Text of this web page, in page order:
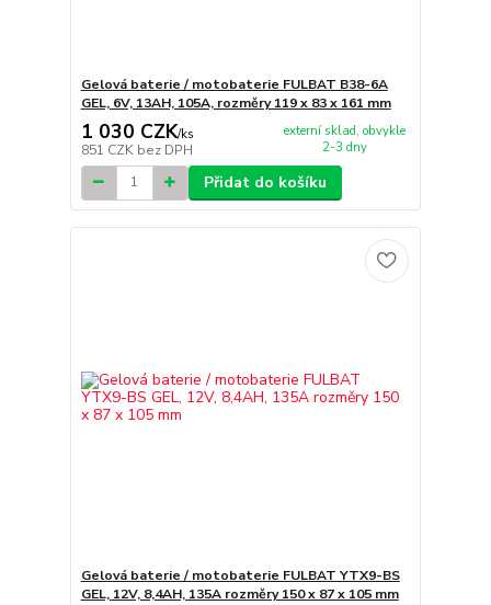
Gelová baterie / motobaterie FULBAT B38-6A
GEL, 6V, 13AH, 105A, rozměry 119 x 83 x 161 mm
1 030 CZK/ks
851 CZK bez DPH
externí sklad, obvykle
2-3 dny
Přidat do košíku
Gelová baterie / motobaterie FULBAT YTX9-BS
GEL, 12V, 8,4AH, 135A rozměry 150 x 87 x 105 mm